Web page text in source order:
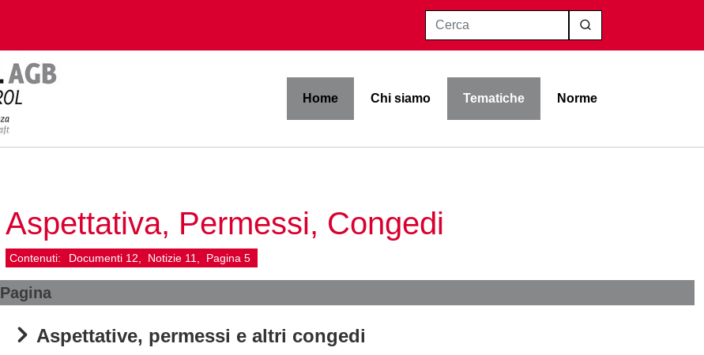
Cerca
Home Chi siamo Tematiche Norme
Aspettativa, Permessi, Congedi
Contenuti: Documenti 12 Notizie 11 Pagina 5
Pagina
Aspettative, permessi e altri congedi